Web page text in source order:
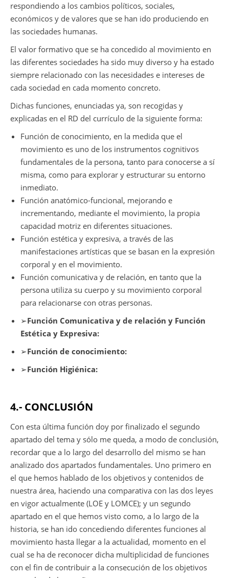
respondiendo a los cambios políticos, sociales,
económicos y de valores que se han ido produciendo en
las sociedades humanas.
El valor formativo que se ha concedido al movimiento en
las diferentes sociedades ha sido muy diverso y ha estado
siempre relacionado con las necesidades e intereses de
cada sociedad en cada momento concreto.
Dichas funciones, enunciadas ya, son recogidas y
explicadas en el RD del currículo de la siguiente forma:
Función de conocimiento, en la medida que el
movimiento es uno de los instrumentos cognitivos
fundamentales de la persona, tanto para conocerse a sí
misma, como para explorar y estructurar su entorno
inmediato.
Función anatómico-funcional, mejorando e
incrementando, mediante el movimiento, la propia
capacidad motriz en diferentes situaciones.
Función estética y expresiva, a través de las
manifestaciones artísticas que se basan en la expresión
corporal y en el movimiento.
Función comunicativa y de relación, en tanto que la
persona utiliza su cuerpo y su movimiento corporal
para relacionarse con otras personas.
➢Función Comunicativa y de relación y Función
Estética y Expresiva:
➢Función de conocimiento:
➢Función Higiénica:
4.- CONCLUSIÓN
Con esta última función doy por finalizado el segundo
apartado del tema y sólo me queda, a modo de conclusión,
recordar que a lo largo del desarrollo del mismo se han
analizado dos apartados fundamentales. Uno primero en
el que hemos hablado de los objetivos y contenidos de
nuestra área, haciendo una comparativa con las dos leyes
en vigor actualmente (LOE y LOMCE); y un segundo
apartado en el que hemos visto como, a lo largo de la
historia, se han ido concediendo diferentes funciones al
movimiento hasta llegar a la actualidad, momento en el
cual se ha de reconocer dicha multiplicidad de funciones
con el fin de contribuir a la consecución de los objetivos